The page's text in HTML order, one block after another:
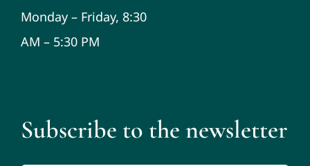
Monday – Friday, 8:30
AM – 5:30 PM
Subscribe to the newsletter